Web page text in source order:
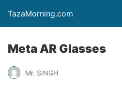
TazaMorning.com
Meta AR Glasses
Mr. SINGH